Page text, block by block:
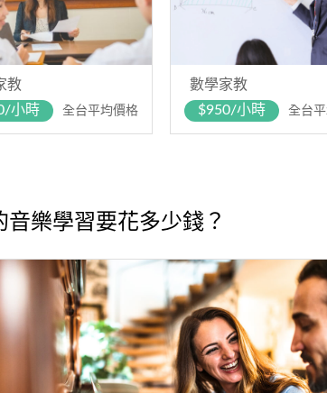
教
小時
全台平均價格
數學家教
$950/小時
全台
音樂學習要花多少錢？